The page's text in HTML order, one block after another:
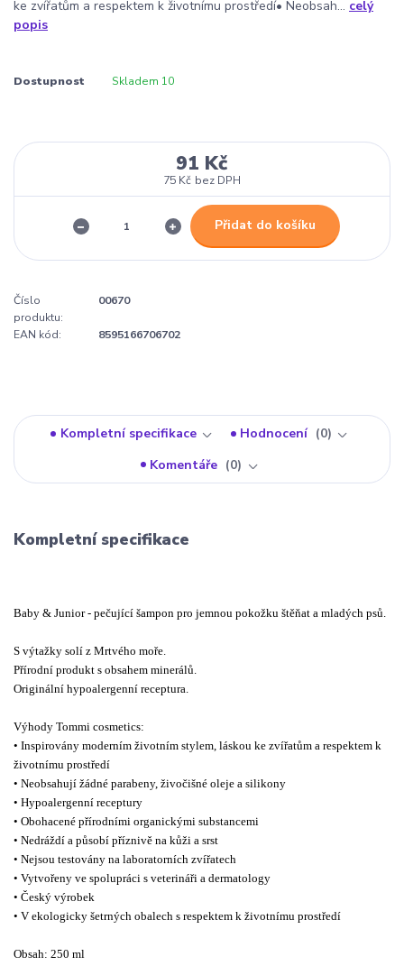
ke zvířatům a respektem k životnímu prostředí• Neobsah... celý
popis
Dostupnost Skladem 10
91 Kč
75 Kč bez DPH
Přidat do košíku
Číslo
produktu:
00670
EAN kód: 8595166706702
Kompletní specifikace Hodnocení
0
Komentáře
0
Kompletní specifikace
Baby & Junior - pečující šampon pro jemnou pokožku štěňat a mladých psů.
S výtažky solí z Mrtvého moře.
Přírodní produkt s obsahem minerálů.
Originální hypoalergenní receptura.
Výhody Tommi cosmetics:
• Inspirovány moderním životním stylem, láskou ke zvířatům a respektem k
životnímu prostředí
• Neobsahují žádné parabeny, živočišné oleje a silikony
• Hypoalergenní receptury
• Obohacené přírodními organickými substancemi
• Nedráždí a působí příznivě na kůži a srst
• Nejsou testovány na laboratorních zvířatech
• Vytvořeny ve spolupráci s veterináři a dermatology
• Český výrobek
• V ekologicky šetrných obalech s respektem k životnímu prostředí
Obsah: 250 ml